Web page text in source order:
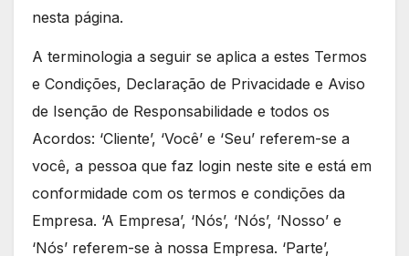
nesta página.
A terminologia a seguir se aplica a estes Termos
e Condições, Declaração de Privacidade e Aviso
de Isenção de Responsabilidade e todos os
Acordos: ‘Cliente’, ‘Você’ e ‘Seu’ referem-se a
você, a pessoa que faz login neste site e está em
conformidade com os termos e condições da
Empresa. ‘A Empresa’, ‘Nós’, ‘Nós’, ‘Nosso’ e
‘Nós’ referem-se à nossa Empresa. ‘Parte’,